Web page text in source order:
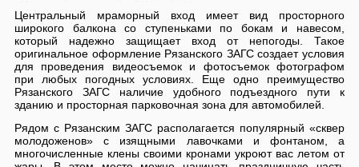
Центральный мраморный вход имеет вид просторного
широкого балкона со ступеньками по бокам и навесом,
который надежно защищает вход от непогоды. Такое
оригинальное оформление Рязанского ЗАГС создает условия
для проведения видеосъемок и фотосъемок фотографом
при любых погодных условиях. Еще одно преимущество
Рязанского ЗАГС наличие удобного подъездного пути к
зданию и просторная парковочная зона для автомобилей.
Рядом с Рязанским ЗАГС располагается популярный «сквер
молодоженов» с изящными лавочками и фонтаном, а
многочисленные клены своими кронами укроют вас летом от